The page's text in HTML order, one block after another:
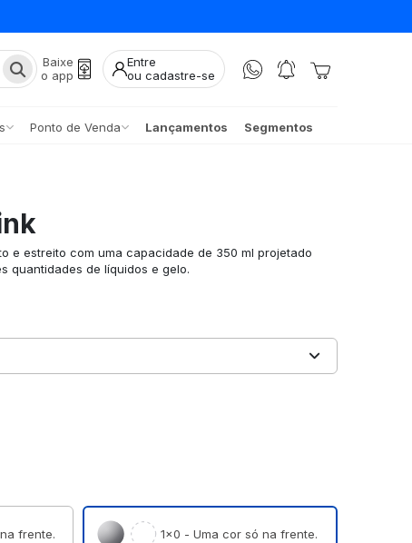
Baixe
o app
Entre
ou cadastre-se
Ponto de Venda Lançamentos Segmentos
e estreito com uma capacidade de 350 ml projetado
quantidades de líquidos e gelo.
frente. 1×0 - Uma cor só na frente.